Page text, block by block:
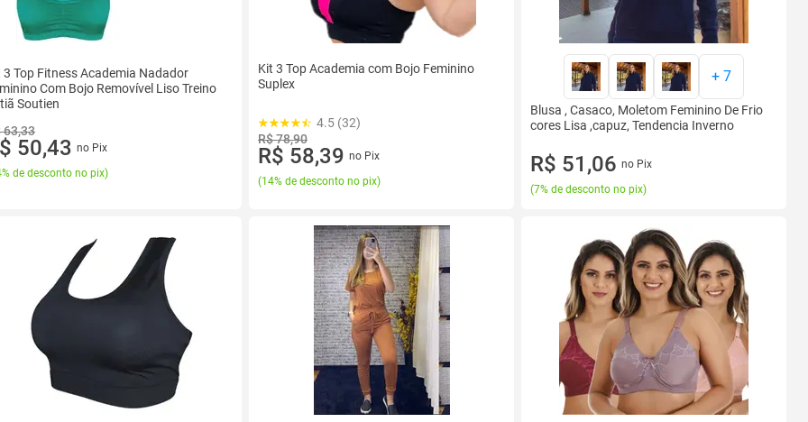
3 Top Fitness Academia Nadador
Com Bojo Removível Liso Treino
Soutien
63,33
50,43 no Pix
de desconto no pix)
Kit 3 Top Academia com Bojo Feminino
Suplex
4.5 (32)
R$ 78,90
R$ 58,39 no Pix
(14% de desconto no pix)
+ 7
Blusa , Casaco, Moletom Feminino De Frio
cores Lisa ,capuz, Tendencia Inverno
R$ 51,06 no Pix
(7% de desconto no pix)